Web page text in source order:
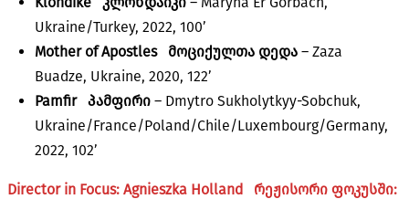
Ukraine/Turkey, 2022, 100’
Mother of Apostlesმოციქულთა დედა – Zaza
Buadze, Ukraine, 2020, 122’
Pamfirპამფირი – Dmytro Sukholytkyy-Sobchuk,
Ukraine/France/Poland/Chile/Luxembourg/Germany,
2022, 102’
Director in Focus: Agnieszka Holland რეჟისორი ფოკუსში: